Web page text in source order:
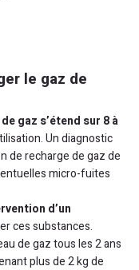
le gaz de
gaz s’étend sur 8 à
Un diagnostic
de recharge de gaz de
micro-fuites
d’un
ces substances.
de gaz tous les 2 ans
plus de 2 kg de